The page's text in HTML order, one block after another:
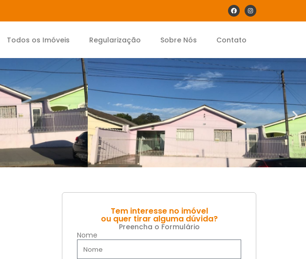
Todos os Imóveis Regularização Sobre Nós Contato
Tem interesse no imóvel
ou quer tirar alguma dúvida?
Preencha o Formulário
Nome